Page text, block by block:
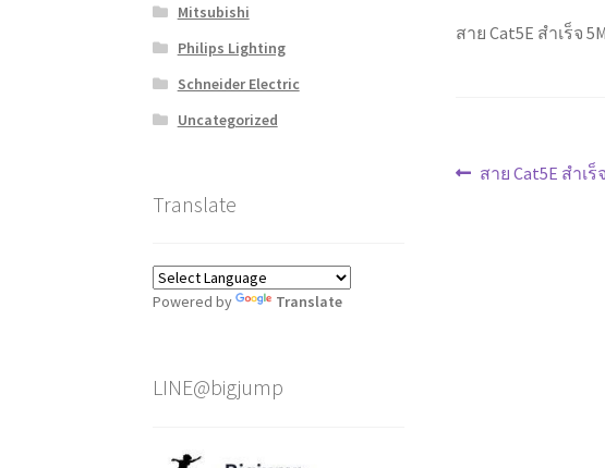
สาย Cat5E สำเร็จ
แนะแนว
Previous
สาย Cat5E สำเร็
Mitsubishi
Philips Lighting
Schneider Electric
Uncategorized
Translate
Powered by Translate
LINE@bigjump